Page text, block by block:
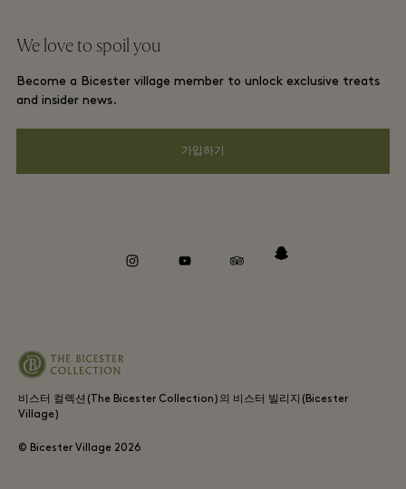
Gift Card
커리어
앱 다운로드
Bicester Village (비스터 빌리지) 소개
프리빌리지 약관
프라이버시 공지
We love to spoil you
Become a Bicester village member to unlock exclusive treats
and insider news.
가입하기
비스터 컬렉션(The Bicester Collection)의 비스터 빌리지(Bicester
Village)
© Bicester Village 2026
instagramyoutube tripadvisorsnapchat